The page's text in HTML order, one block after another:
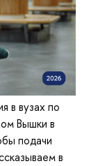
в вузах по
Вышки в
подачи
в